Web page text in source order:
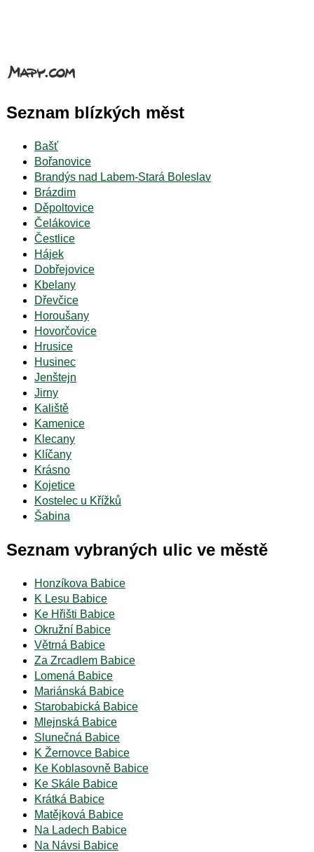
Seznam blízkých měst
Bašť
Bořanovice
Brandýs nad Labem-Stará Boleslav
Brázdim
Děpoltovice
Čelákovice
Čestlice
Hájek
Dobřejovice
Kbelany
Dřevčice
Horoušany
Hovorčovice
Hrusice
Husinec
Jenštejn
Jirny
Kaliště
Kamenice
Klecany
Klíčany
Krásno
Kojetice
Kostelec u Křížků
Šabina
Seznam vybraných ulic ve městě
Honzíkova Babice
K Lesu Babice
Ke Hřišti Babice
Okružní Babice
Větrná Babice
Za Zrcadlem Babice
Lomená Babice
Mariánská Babice
Starobabická Babice
Mlejnská Babice
Slunečná Babice
K Žernovce Babice
Ke Koblasovně Babice
Ke Skále Babice
Krátká Babice
Matějková Babice
Na Ladech Babice
Na Návsi Babice